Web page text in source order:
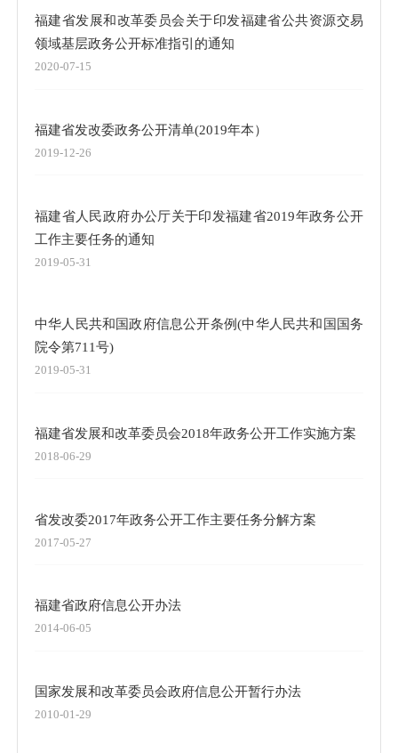
福建省发展和改革委员会关于印发福建省公共资源交易
领域基层政务公开标准指引的通知
2020-07-15
福建省发改委政务公开清单(2019年本）
2019-12-26
福建省人民政府办公厅关于印发福建省2019年政务公开
工作主要任务的通知
2019-05-31
中华人民共和国政府信息公开条例(中华人民共和国国务
院令第711号)
2019-05-31
福建省发展和改革委员会2018年政务公开工作实施方案
2018-06-29
省发改委2017年政务公开工作主要任务分解方案
2017-05-27
福建省政府信息公开办法
2014-06-05
国家发展和改革委员会政府信息公开暂行办法
2010-01-29